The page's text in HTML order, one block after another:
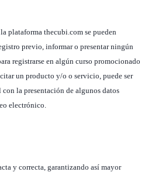
plataforma thecubi.com se pueden
previo, informar o presentar ningún
registrarse en algún curso promocionado
un producto y/o o servicio, puede ser
la presentación de algunos datos
electrónico.
y correcta, garantizando así mayor